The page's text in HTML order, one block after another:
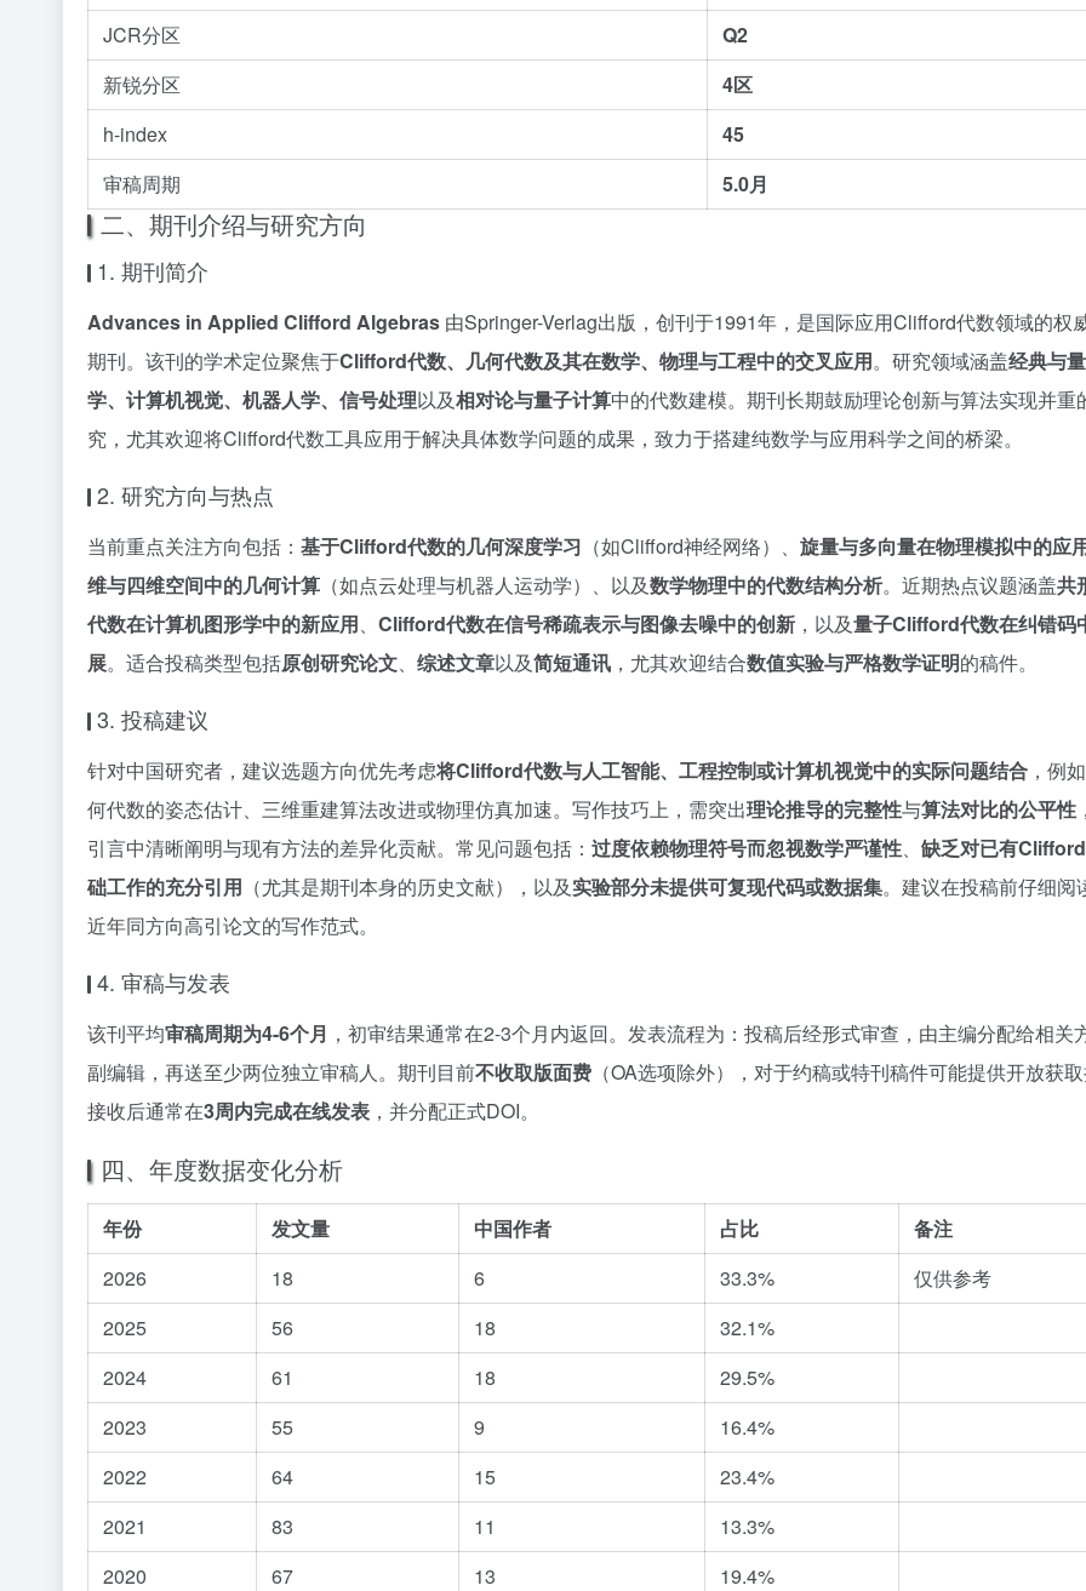
JCR分区
Q2
新锐分区
4区
h-index
45
审稿周期
5.0月
二、期刊介绍与研究方向
1. 期刊简介
Advances in Applied Clifford Algebras 由Springer-Verlag出版，创刊于1991年，是国际应用Clifford代数领域的权
期刊。该刊的学术定位聚焦于Clifford代数、几何代数及其在数学、物理与工程中的交叉应用。研究领域涵盖经典与
学、计算机视觉、机器人学、信号处理以及相对论与量子计算中的代数建模。期刊长期鼓励理论创新与算法实现并重
究，尤其欢迎将Clifford代数工具应用于解决具体数学问题的成果，致力于搭建纯数学与应用科学之间的桥梁。
2. 研究方向与热点
当前重点关注方向包括： 基于Clifford代数的几何深度学习 （如Clifford神经网络）、 旋量与多向量在物理模拟中的应
维与四维空间中的几何计算 （如点云处理与机器人运动学）、以及数学物理中的代数结构分析。近期热点议题涵盖共
代数在计算机图形学中的新应用、 Clifford代数在信号稀疏表示与图像去噪中的创新 ，以及量子Clifford代数在纠错码
展。适合投稿类型包括原创研究论文、 综述文章以及简短通讯 ，尤其欢迎结合数值实验与严格数学证明的稿件。
3. 投稿建议
针对中国研究者，建议选题方向优先考虑将Clifford代数与人工智能、工程控制或计算机视觉中的实际问题结合 ，例
何代数的姿态估计、三维重建算法改进或物理仿真加速。写作技巧上，需突出理论推导的完整性与算法对比的公平性
引言中清晰阐明与现有方法的差异化贡献。常见问题包括： 过度依赖物理符号而忽视数学严谨性、 缺乏对已有
础工作的充分引用 （尤其是期刊本身的历史文献），以及实验部分未提供可复现代码或数据集。建议在投稿前仔细阅
近年同方向高引论文的写作范式。
4. 审稿与发表
该刊平均审稿周期为4-6个月 ，初审结果通常在2-3个月内返回。发表流程为：投稿后经形式审查，由主编分配给相关
副编辑，再送至少两位独立审稿人。期刊目前不收取版面费 （OA选项除外），对于约稿或特刊稿件可能提供开放获取
接收后通常在3周内完成在线发表 ，并分配正式DOI。
四、年度数据变化分析
年份 发文量 中国作者 占比
备注
2026
18 6 33.3%
仅供参考
2025
56 18
32.1%
2024
61 18
29.5%
2023
55 9
16.4%
2022
64 15
23.4%
2021
83 11
13.3%
2020
67 13
19.4%